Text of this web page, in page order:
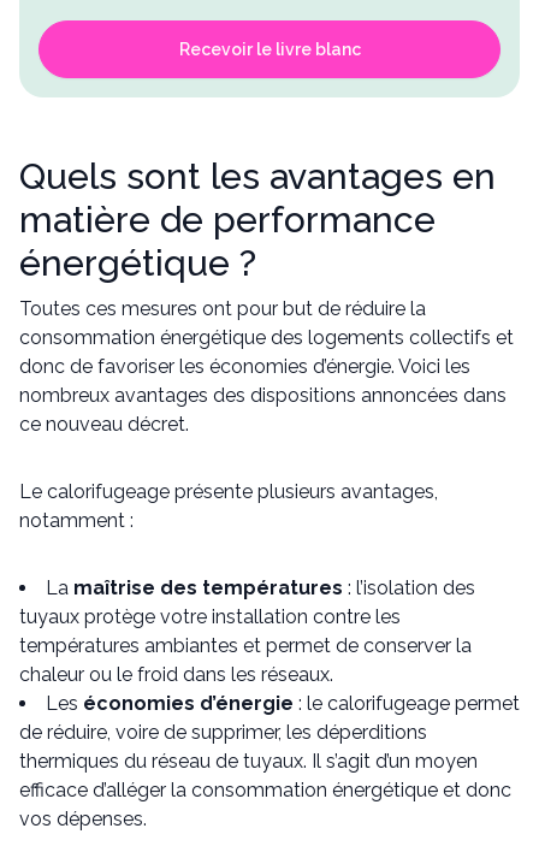
Recevoir le livre blanc
Quels sont les avantages en
matière de performance
énergétique ?
Toutes ces mesures ont pour but de réduire la
consommation énergétique des logements collectifs et
donc de favoriser les économies d’énergie. Voici les
nombreux avantages des dispositions annoncées dans
ce nouveau décret.
Le calorifugeage présente plusieurs avantages,
notamment :
La maîtrise des températures : l’isolation des
tuyaux protège votre installation contre les
températures ambiantes et permet de conserver la
chaleur ou le froid dans les réseaux.
Les économies d’énergie : le calorifugeage permet
de réduire, voire de supprimer, les déperditions
thermiques du réseau de tuyaux. Il s’agit d’un moyen
efficace d’alléger la consommation énergétique et donc
vos dépenses.